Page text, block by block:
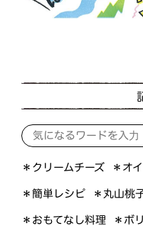
＊クリームチーズ ＊オ
＊簡単レシピ ＊丸山桃
＊おもてなし料理 ＊ボ